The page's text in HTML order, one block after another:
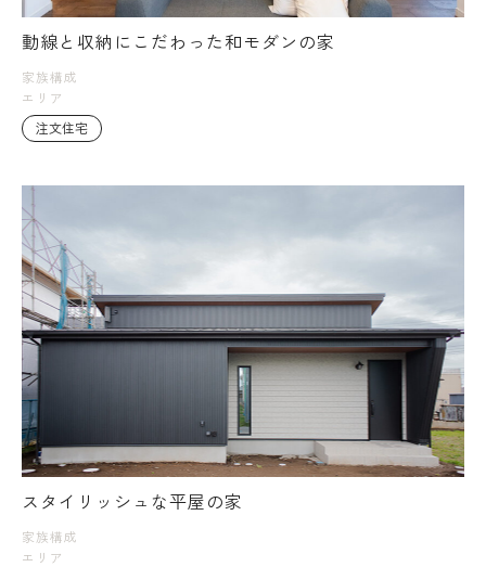
動線と収納にこだわった和モダンの家
家族構成
エリア
注文住宅
スタイリッシュな平屋の家
家族構成
エリア